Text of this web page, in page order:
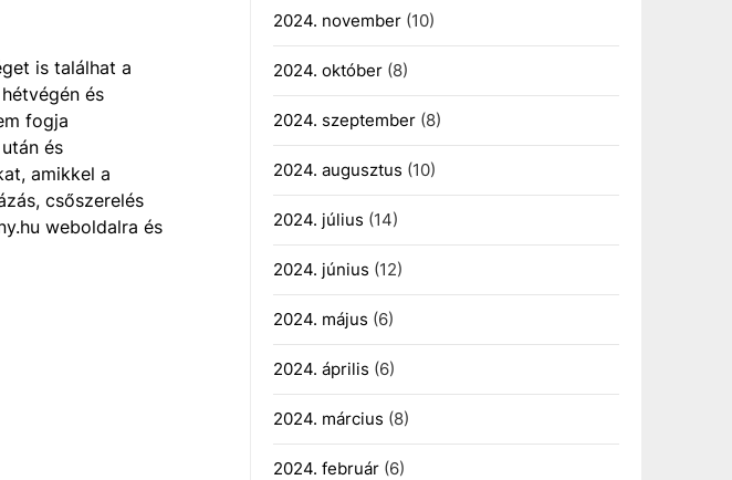
is találhat a
és
fogja
és
amikkel a
csőszerelés
weboldalra és
2024. november(10)
2024. október(8)
2024. szeptember(8)
2024. augusztus (10)
2024. július (14)
2024. június (12)
2024. május (6)
2024. április (6)
2024. március (8)
2024. február(6)